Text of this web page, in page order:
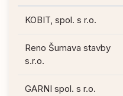
KOBIT, spol. s r.o.
Reno Šumava stavby
s.r.o.
GARNI spol. s r.o.